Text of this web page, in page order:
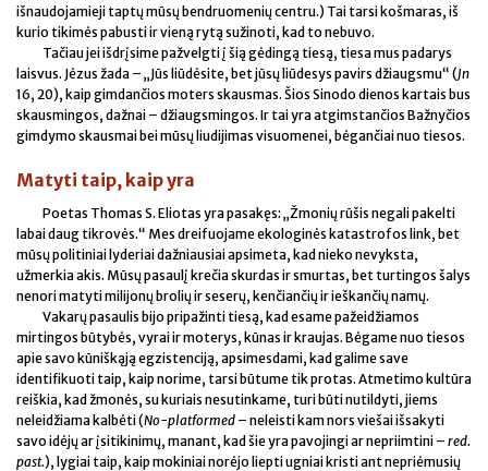
išnaudojamieji taptų mūsų bendruomenių centru.) Tai tarsi košmaras, iš
kurio tikimės pabusti ir vieną rytą sužinoti, kad to nebuvo.
Tačiau jei išdrįsime pažvelgti į šią gėdingą tiesą, tiesa mus padarys
laisvus. Jėzus žada – „Jūs liūdėsite, bet jūsų liūdesys pavirs džiaugsmu“ (Jn
16, 20), kaip gimdančios moters skausmas. Šios Sinodo dienos kartais bus
skausmingos, dažnai – džiaugsmingos. Ir tai yra atgimstančios Bažnyčios
gimdymo skausmai bei mūsų liudijimas visuomenei, bėgančiai nuo tiesos.
Matyti taip, kaip yra
Poetas Thomas S. Eliotas yra pasakęs: „Žmonių rūšis negali pakelti
labai daug tikrovės.“ Mes dreifuojame ekologinės katastrofos link, bet
mūsų politiniai lyderiai dažniausiai apsimeta, kad nieko nevyksta,
užmerkia akis. Mūsų pasaulį krečia skurdas ir smurtas, bet turtingos šalys
nenori matyti milijonų brolių ir seserų, kenčiančių ir ieškančių namų.
Vakarų pasaulis bijo pripažinti tiesą, kad esame pažeidžiamos
mirtingos būtybės, vyrai ir moterys, kūnas ir kraujas. Bėgame nuo tiesos
apie savo kūniškąją egzistenciją, apsimesdami, kad galime save
identifikuoti taip, kaip norime, tarsi būtume tik protas. Atmetimo kultūra
reiškia, kad žmonės, su kuriais nesutinkame, turi būti nutildyti, jiems
neleidžiama kalbėti (No-platformed – neleisti kam nors viešai išsakyti
savo idėjų ar įsitikinimų, manant, kad šie yra pavojingi ar nepriimtini – red.
past.), lygiai taip, kaip mokiniai norėjo liepti ugniai kristi ant nepriėmusių